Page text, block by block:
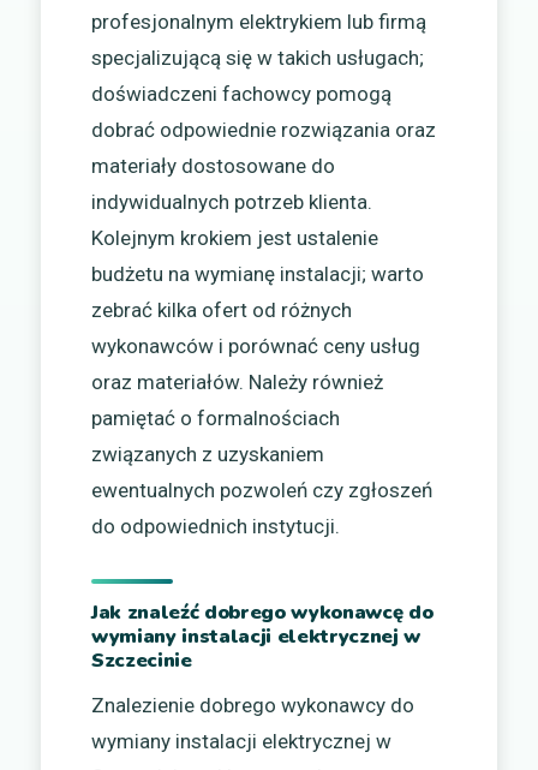
profesjonalnym elektrykiem lub firmą
specjalizującą się w takich usługach;
doświadczeni fachowcy pomogą
dobrać odpowiednie rozwiązania oraz
materiały dostosowane do
indywidualnych potrzeb klienta.
Kolejnym krokiem jest ustalenie
budżetu na wymianę instalacji; warto
zebrać kilka ofert od różnych
wykonawców i porównać ceny usług
oraz materiałów. Należy również
pamiętać o formalnościach
związanych z uzyskaniem
ewentualnych pozwoleń czy zgłoszeń
do odpowiednich instytucji.
Jak znaleźć dobrego wykonawcę do
wymiany instalacji elektrycznej w
Szczecinie
Znalezienie dobrego wykonawcy do
wymiany instalacji elektrycznej w